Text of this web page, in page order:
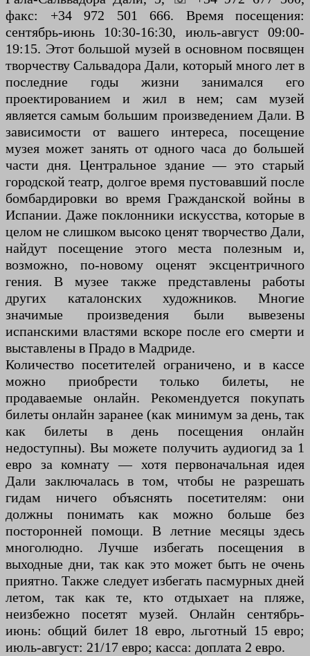
факс: +34 972 501 666. Время посещения:
сентябрь-июнь 10:30-16:30, июль-август 09:00-
19:15. Этот большой музей в основном посвящен
творчеству Сальвадора Дали, который много лет в
последние годы жизни занимался его
проектированием и жил в нем; сам музей
является самым большим произведением Дали. В
зависимости от вашего интереса, посещение
музея может занять от одного часа до большей
части дня. Центральное здание — это старый
городской театр, долгое время пустовавший после
бомбардировки во время Гражданской войны в
Испании. Даже поклонники искусства, которые в
целом не слишком высоко ценят творчество Дали,
найдут посещение этого места полезным и,
возможно, по-новому оценят эксцентричного
гения. В музее также представлены работы
других каталонских художников. Многие
значимые произведения были вывезены
испанскими властями вскоре после его смерти и
выставлены в Прадо в Мадриде.
Количество посетителей ограничено, и в кассе
можно приобрести только билеты, не
продаваемые онлайн. Рекомендуется покупать
билеты онлайн заранее (как минимум за день, так
как билеты в день посещения онлайн
недоступны). Вы можете получить аудиогид за 1
евро за комнату — хотя первоначальная идея
Дали заключалась в том, чтобы не разрешать
гидам ничего объяснять посетителям: они
должны понимать как можно больше без
посторонней помощи. В летние месяцы здесь
многолюдно. Лучше избегать посещения в
выходные дни, так как это может быть не очень
приятно. Также следует избегать пасмурных дней
летом, так как те, кто отдыхает на пляже,
неизбежно посетят музей. Онлайн сентябрь-
июнь: общий билет 18 евро, льготный 15 евро;
июль-август: 21/17 евро; касса: доплата 2 евро.